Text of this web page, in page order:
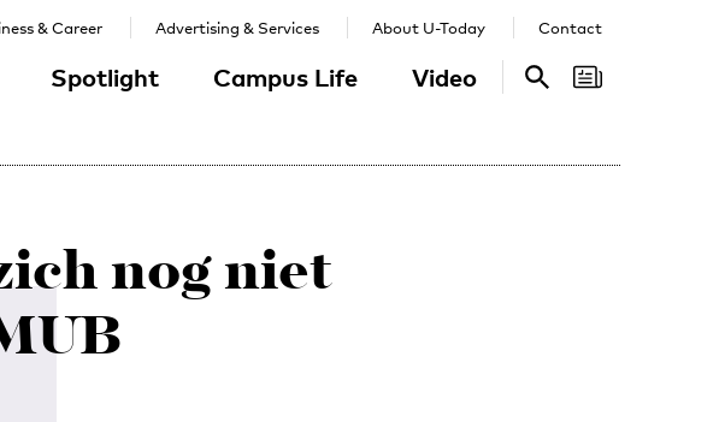
Spotlight Campus Life Video
& Career Advertising & Services About U-Today Contact
Search
nog niet